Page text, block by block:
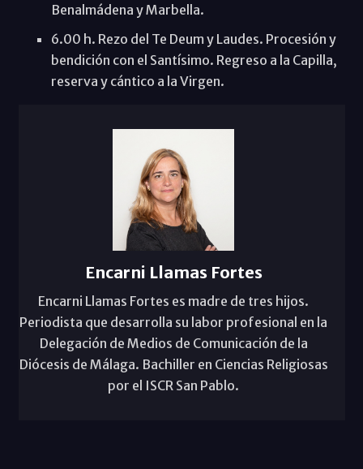
Benalmádena y Marbella.
6.00 h. Rezo del Te Deum y Laudes. Procesión y
bendición con el Santísimo. Regreso a la Capilla,
reserva y cántico a la Virgen.
Encarni Llamas Fortes
Encarni Llamas Fortes es madre de tres hijos.
Periodista que desarrolla su labor profesional en la
Delegación de Medios de Comunicación de la
Diócesis de Málaga. Bachiller en Ciencias Religiosas
por el ISCR San Pablo.